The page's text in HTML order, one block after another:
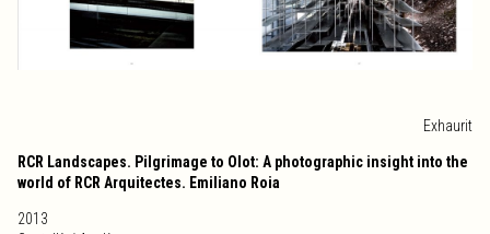
Exhaurit
RCR Landscapes. Pilgrimage to Olot: A photographic insight into the
world of RCR Arquitectes. Emiliano Roia
2013